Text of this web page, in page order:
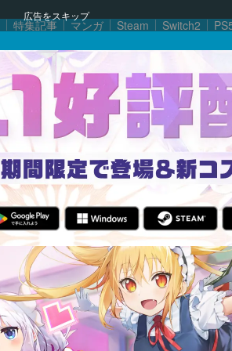
広告をスキップ
特集記事 マンガ Steam Switch2